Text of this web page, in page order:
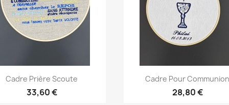
Aperçu rapide
Cadre Prière Scoute
33,60 €
Aperçu rapide
Cadre Pour Communion
28,80 €